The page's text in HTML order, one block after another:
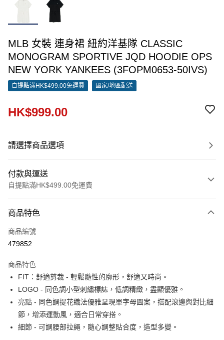
MLB 女裝 連身裙 紐約洋基隊 CLASSIC
MONOGRAM SPORTIVE JQD HOODIE OPS
NEW YORK YANKEES (3FOPM0653-50IVS)
自提點滿HK$499.00免運費 國家/地區配送
HK$999.00
請選擇商品選項
付款與運送
自提點滿HK$499.00免運費
信用卡
Apple Pay
AlipayHK
WeChat Pay
送貨方式
商品特色
商品編號
479852
商品特色
FIT：舒適剪裁 - 輕鬆隨性的廓形，舒適又時尚。
LOGO - 同色調小型刺繡標誌，低調精緻，盡顯優雅。
亮點 - 同色調提花織法優雅呈現單字母圖案，搭配滾邊與對比細
節，增添運動風，適合日常穿搭。
細節 - 可調腰部拉繩，隨心調整貼合度，造型多變。